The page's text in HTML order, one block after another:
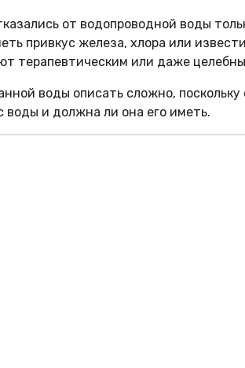
от водопроводной воды
привкус железа, хлора или
терапевтическим или даже
воды описать сложно,
воды и должна ли она его иметь.